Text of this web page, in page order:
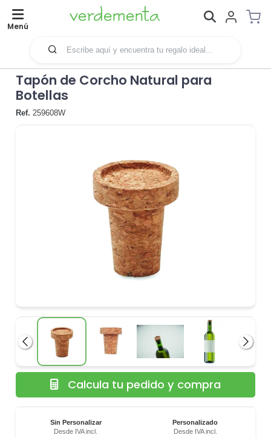
Menú
Tapón de Corcho Natural para
Botellas
Ref. 259608W
Anterior
Sin Personalizar
Desde IVA incl.
Personalizado
Desde IVA incl.
Calcula tu pedido y compra